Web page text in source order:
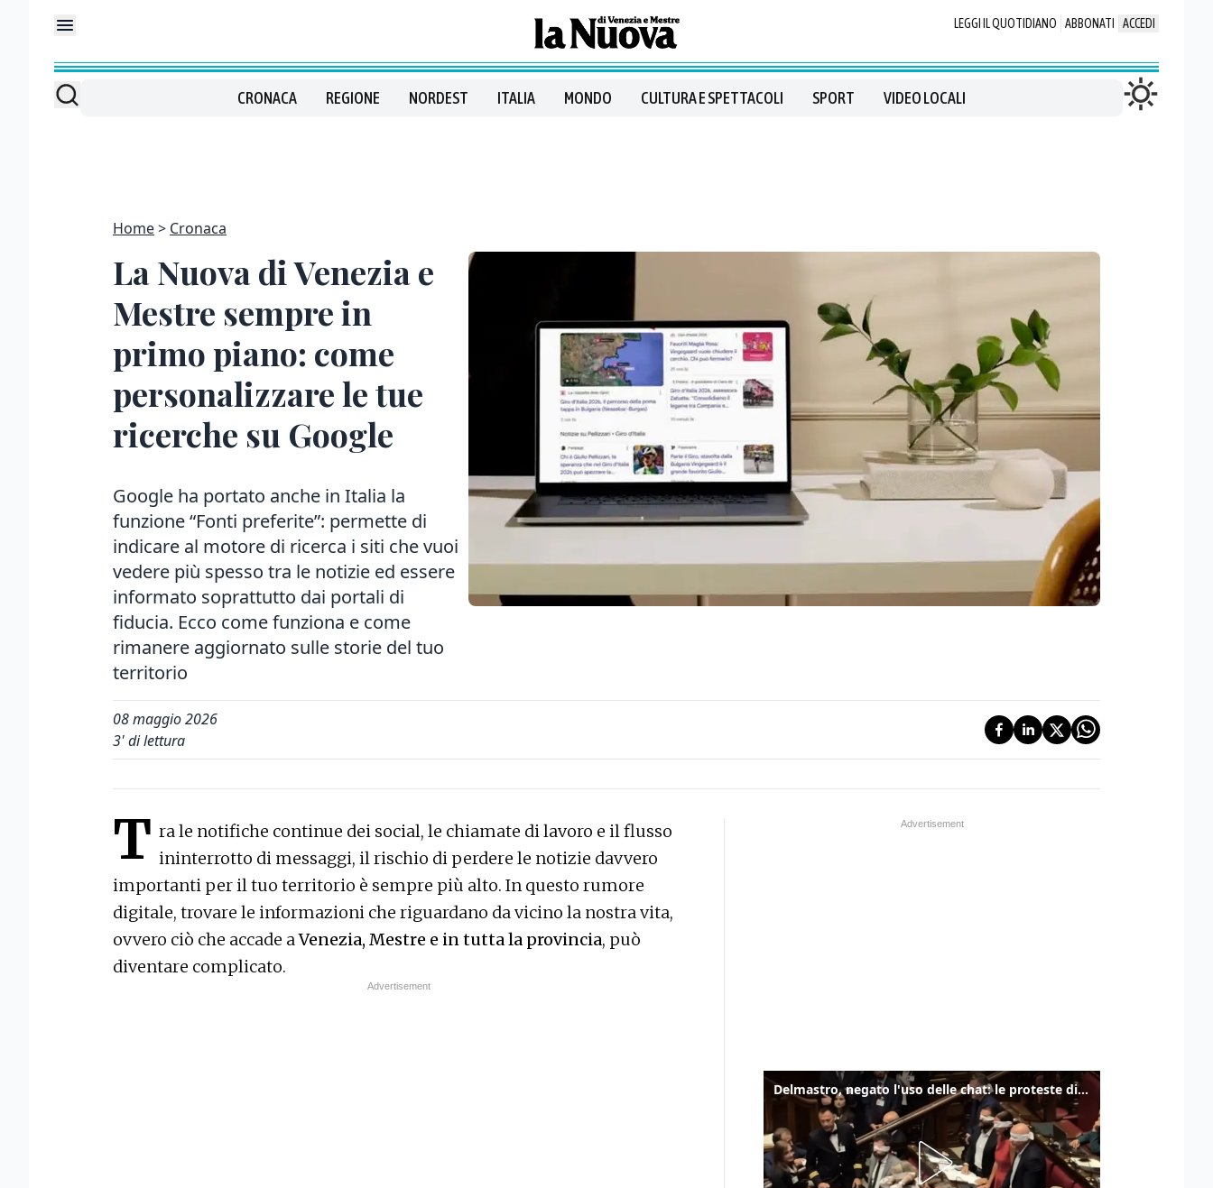
LEGGI IL QUOTIDIANO ABBONATI ACCEDI
CRONACA REGIONE NORDEST ITALIA MONDO CULTURA E SPETTACOLI SPORT VIDEO LOCALI
Home Cronaca
La Nuova di Venezia e
Mestre sempre in
primo piano: come
personalizzare le tue
ricerche su Google
Google ha portato anche in Italia la
funzione “Fonti preferite”: permette di
indicare al motore di ricerca i siti che vuoi
vedere più spesso tra le notizie ed essere
informato soprattutto dai portali di
fiducia. Ecco come funziona e come
rimanere aggiornato sulle storie del tuo
territorio
08 maggio 2026
3' di lettura
T ra le notifiche continue dei social, le chiamate di lavoro e il flusso
ininterrotto di messaggi, il rischio di perdere le notizie davvero
importanti per il tuo territorio è sempre più alto. In questo rumore
digitale, trovare le informazioni che riguardano da vicino la nostra vita,
ovvero ciò che accade aVenezia, Mestre e in tutta la provincia, può
diventare complicato.
Delmastro, negato l'uso delle chat: le proteste di Avs e M5s